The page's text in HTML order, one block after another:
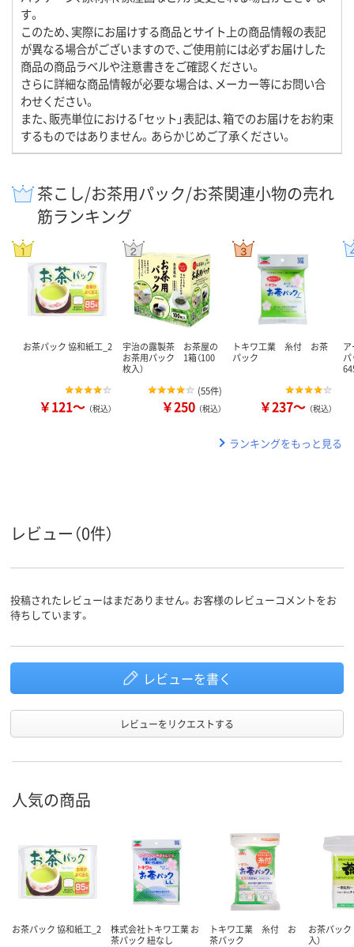
す。
このため、実際にお届けする商品とサイト上の商品情報の表記
が異なる場合がございますので、ご使用前には必ずお届けした
商品の商品ラベルや注意書きをご確認ください。
さらに詳細な商品情報が必要な場合は、メーカー等にお問い合
わせください。
また、販売単位における「セット」表記は、箱でのお届けをお約束
するものではありません。あらかじめご了承ください。
茶こし/お茶用パック/お茶関連小物の売れ
筋ランキング
お茶パック 協和紙工_2
￥121～ （税込）
宇治の露製茶 お茶屋の
お茶用パック 1箱（100
枚入）
(55件)
￥250 （税込）
トキワ工業 糸付 お茶
パック
￥237～ （税込）
ア
ランキングをもっと見る
レビュー（0件）
投稿されたレビューはまだありません。お客様のレビューコメントをお
待ちしています。
レビューを書く
レビューをリクエストする
人気の商品
お茶パック 協和紙工_2
株式会社トキワ工業 お
茶パック 紐なし
トキワ工業 糸付 お
茶パック
お茶パック
入）